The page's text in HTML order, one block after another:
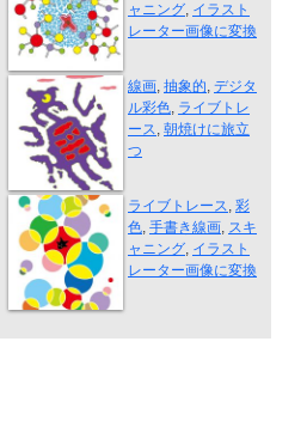
ャニング, イラスト
レーター画像に変換
朝焼けに旅立つ
線画, 抽象的, デジタ
ル彩色, ライブトレ
ース, 朝焼けに旅立
つ
夢の中
ライブトレース, 彩
色, 手書き線画, スキ
ャニング, イラスト
レーター画像に変換